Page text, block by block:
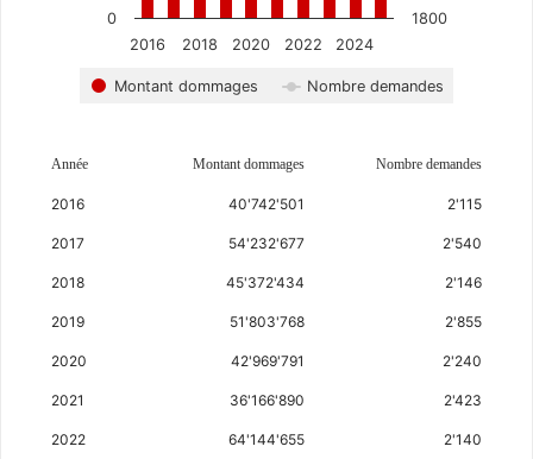
Montant dommages Nombre demandes
2016 2018 2020 2022 2024
0 1800
Année Montant dommages Nombre demandes
2016 40'742'501 2'115
2017 54'232'677 2'540
2018 45'372'434 2'146
2019 51'803'768 2'855
2020 42'969'791 2'240
2021 36'166'890 2'423
2022 64'144'655 2'140